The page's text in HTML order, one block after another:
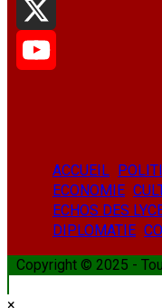
Facebook
X
ACCUEIL
ECONOMIE
ECHOS DES
DIPLOMATIE
Copyright © 2025 -
×